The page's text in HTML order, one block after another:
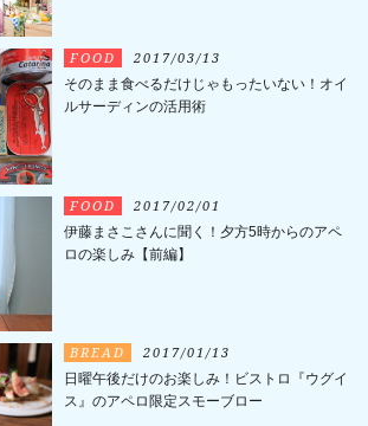
FOOD 2017/03/13
そのまま食べるだけじゃもったいない！オイ
ルサーディンの活用術
FOOD 2017/02/01
伊藤まさこさんに聞く！夕方5時からのアペ
ロの楽しみ【前編】
BREAD 2017/01/13
日曜午後だけのお楽しみ！ビストロ『ウグイ
ス』のアペロ限定スモーブロー